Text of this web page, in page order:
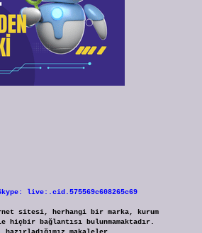
live:.cid.575569c608265c69
sitesi, herhangi bir marka, kurum
bağlantısı bulunmamaktadır.